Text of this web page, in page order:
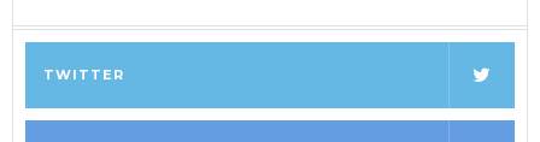
TWITTER